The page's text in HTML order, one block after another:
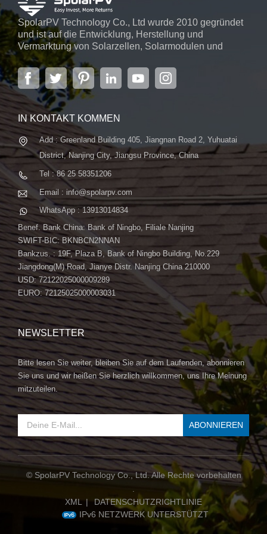
SpolarPV Technology Co., Ltd wurde 2010 gegründet
und ist auf die Entwicklung, Herstellung und
Vermarktung von Solarzellen, Solarmodulen und
Solarstromsystemen spezialisiert. Das Unternehmen
mit Sitz in der Hauptstadt der Provinz Jiangsu,
Nanjing, erstreckt sich über 6.000 m² und verfügt über
fortschrittliche automatische ...
IN KONTAKT KOMMEN
Add : Greenland Building 405, Jiangnan Road 2, Yuhuatai
District, Nanjing City, Jiangsu Province, China
Tel : 86 25 58351206
Email : info@spolarpv.com
WhatsApp : 13913014834
Benef. Bank China: Bank of Ningbo, Filiale Nanjing
SWIFT-BIC: BKNBCN2NNAN
Bankzus. : 19F, Plaza B, Bank of Ningbo Building, No.229
Jiangdong(M) Road, Jianye Distr. Nanjing China 210000
USD: 72122025000009289
EURO: 72125025000003031
NEWSLETTER
Bitte lesen Sie weiter, bleiben Sie auf dem Laufenden, abonnieren
Sie uns und wir heißen Sie herzlich willkommen, uns Ihre Meinung
mitzuteilen.
© SpolarPV Technology Co., Ltd. Alle Rechte vorbehalten
.
XML |
DATENSCHUTZRICHTLINIE
IPv6 NETZWERK UNTERSTÜTZT